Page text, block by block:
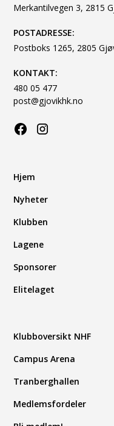
Merkantilvegen 3, 2815
POSTADRESSE:
Postboks 1265, 2805
KONTAKT:
480 05 477
post@gjovikhk.no
Hjem
Nyheter
Klubben
Lagene
Sponsorer
Elitelaget
Klubboversikt NHF
Campus Arena
Tranberghallen
Medlemsfordeler